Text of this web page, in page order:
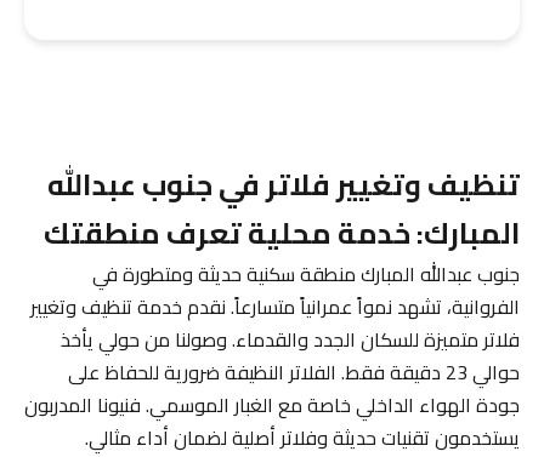
تنظيف وتغيير فلاتر في جنوب عبدالله
المبارك: خدمة محلية تعرف منطقتك
جنوب عبدالله المبارك منطقة سكنية حديثة ومتطورة في
الفروانية، تشهد نمواً عمرانياً متسارعاً. نقدم خدمة تنظيف وتغيير
فلاتر متميزة للسكان الجدد والقدماء. وصولنا من حولي يأخذ
حوالي 23 دقيقة فقط. الفلاتر النظيفة ضرورية للحفاظ على
جودة الهواء الداخلي خاصة مع الغبار الموسمي. فنيونا المدربون
يستخدمون تقنيات حديثة وفلاتر أصلية لضمان أداء مثالي.